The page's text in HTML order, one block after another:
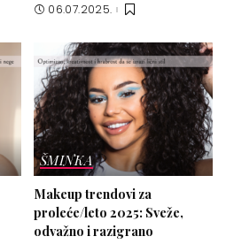
06.07.2025.
ŠMINKA
Makeup trendovi za
proleće/leto 2025: Sveže,
odvažno i razigrano